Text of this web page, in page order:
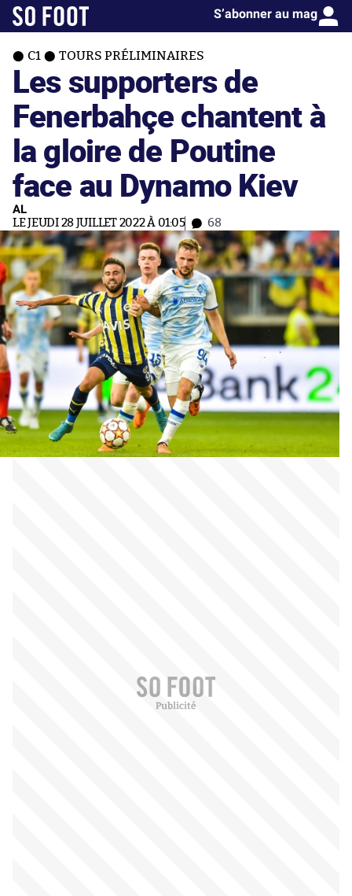
S’abonner au mag
C1 TOURS PRÉLIMINAIRES
Les supporters de
Fenerbahçe chantent à
la gloire de Poutine
face au Dynamo Kiev
AL
LE JEUDI 28 JUILLET 2022 À 01:05 68